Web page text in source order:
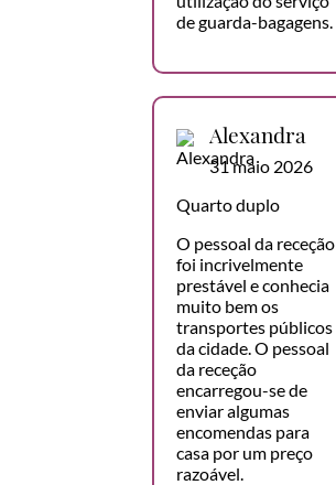
de guarda-bagagens.
Alexandra
31 maio 2026
Quarto duplo
O pessoal da receção
foi incrivelmente
prestável e conhecia
muito bem os
transportes públicos
da cidade. O pessoal
da receção
encarregou-se de
enviar algumas
encomendas para
casa por um preço
razoável.